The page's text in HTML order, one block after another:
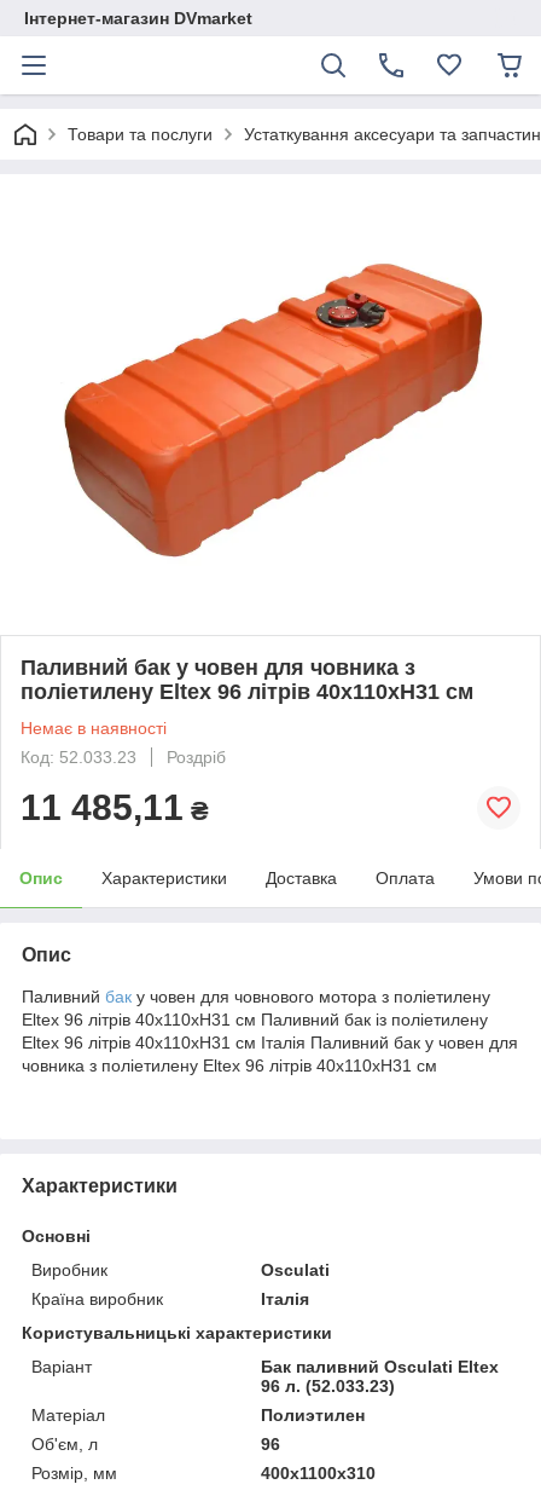
Інтернет-магазин DVmarket
Товари та послуги Устаткування аксесуари та
Паливний бак у човен для човника з
поліетилену Eltex 96 літрів 40х110хH31 см
Немає в наявності
Код: 52.033.23
Роздріб
11 485,11 ₴
Опис Характеристики Доставка Оплата Умови
Опис
Паливний бак у човен для човнового мотора з поліетилену
Eltex 96 літрів 40х110хH31 см Паливний бак із поліетилену
Eltex 96 літрів 40х110хH31 см Італія Паливний бак у човен для
човника з поліетилену Eltex 96 літрів 40х110хH31 см
Характеристики
Основні
Виробник
Osculati
Країна виробник
Італія
Користувальницькі характеристики
Варіант
Бак паливний Osculati Eltex
96 л. (52.033.23)
Матеріал
Полиэтилен
Об'єм, л
96
Розмір, мм
400x1100x310